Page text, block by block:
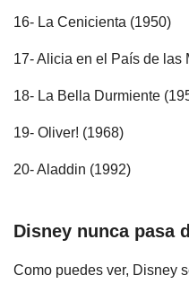
16- La Cenicienta (1950)
17- Alicia en el País de las
18- La Bella Durmiente
19- Oliver! (1968)
20- Aladdin (1992)
Disney nunca pasa
Como puedes ver, Disney